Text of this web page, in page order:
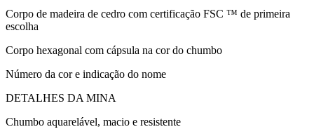
Corpo de madeira de cedro com certificação FSC ™ de primeira
escolha
Corpo hexagonal com cápsula na cor do chumbo
Número da cor e indicação do nome
DETALHES DA MINA
Chumbo aquarelável, macio e resistente